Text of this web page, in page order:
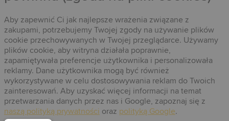
Timestore na Facebooku
Aby zapewnić Ci jak najlepsze wrażenia związane z
zakupami, potrzebujemy Twojej zgody na używanie plików
cookie przechowywanych w Twojej przeglądarce. Używamy
plików cookie, aby witryna działała poprawnie,
zapamiętywała preferencje użytkownika i personalizowała
reklamy. Dane użytkownika mogą być również
wykorzystywane w celu dostosowywania reklam do Twoich
zainteresowań. Aby uzyskać więcej informacji na temat
przetwarzania danych przez nas i Google, zapoznaj się z
naszą polityką prywatności oraz polityką Google.